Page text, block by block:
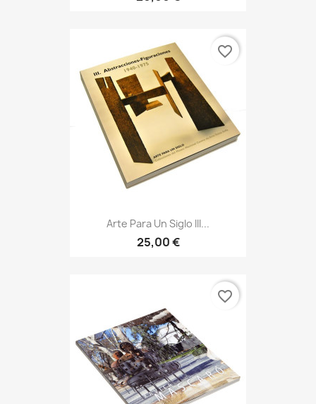
Arte Para Un Siglo III...
25,00 €
favorite_border
favorite_border